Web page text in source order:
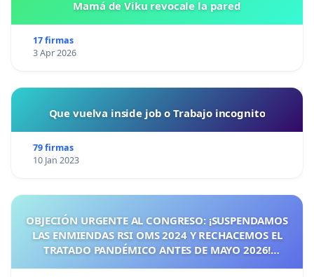
Mamá de Viku revocale la pared
17 firmas
3 Apr 2026
Que vuelva inside job o Trabajo incognito
79 firmas
10 Jan 2023
OBJECIÓN URGENTE AL CONGRESO: ¡SUSPENDAMOS
LAS ENMIENDAS RSI OMS 2024 Y RECHACEMOS EL
TRATADO PANDÉMICO ANTES DE MAYO 2026!